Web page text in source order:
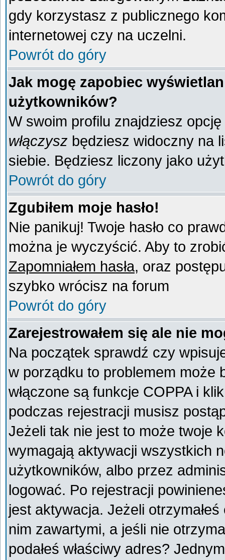
gdy korzystasz z publicznego
internetowej czy na uczelni.
Powrót do góry
Jak mogę zapobiec
użytkowników?
W swoim profilu znajdziesz opcję
włączysz będziesz widoczny na
siebie. Będziesz liczony jako
Powrót do góry
Zgubiłem moje hasło!
Nie panikuj! Twoje hasło co
można je wyczyścić. Aby to
Zapomniałem hasła, oraz
szybko wrócisz na forum
Powrót do góry
Zarejestrowałem się ale nie
Na początek sprawdź czy
w porządku to problemem może
włączone są funkcje COPPA i
podczas rejestracji musisz
Jeżeli tak nie jest to może twoje
wymagają aktywacji wszystkich
użytkowników, albo przez
logować. Po rejestracji
jest aktywacja. Jeżeli
nim zawartymi, a jeśli nie
podałeś właściwy adres?